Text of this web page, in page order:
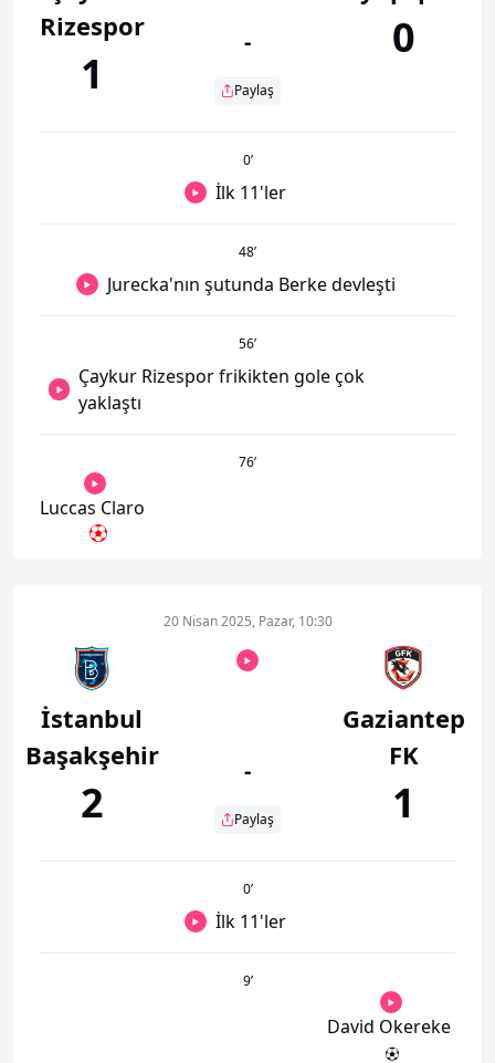
Rizespor
1
-
Paylaş
0
0’
İlk 11'ler
48’
Jurecka'nın şutunda Berke devleşti
56’
Çaykur Rizespor frikikten gole çok
yaklaştı
76’
Luccas Claro
İstanbul
Başakşehir
2
20 Nisan 2025, Pazar, 10:30
-
Paylaş
Gaziantep
FK
1
0’
İlk 11'ler
9’
David Okereke